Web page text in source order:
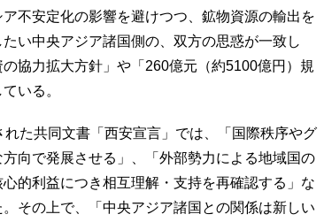
不安定化の影響を避けつつ、鉱物資源の輸出を
い中央アジア諸国側の、双方の思惑が一致し
協力拡大方針」や「260億元（約5100億円）規
いる。
た共同文書「西安宣言」では、「国際秩序やグ
向で発展させる」、「外部勢力による地域国の
的利益につき相互理解・支持を再確認する」な
その上で、「中央アジア諸国との関係は新しい